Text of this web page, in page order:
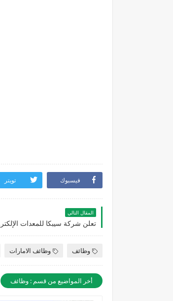
فيسبوك تويتر
المقال التالي
وظائف وظائف الامارات
أخر المواضيع من قسم : وظائف